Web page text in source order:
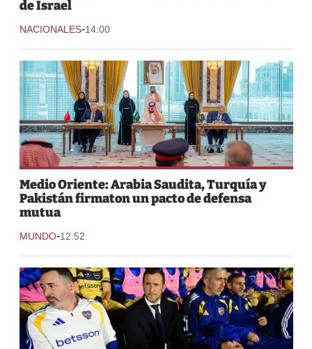
de Israel
NACIONALES-14:00
Medio Oriente: Arabia Saudita, Turquía y
Pakistán firmaton un pacto de defensa
mutua
MUNDO-12:52